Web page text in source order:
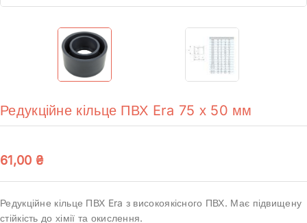
Редукційне кільце ПВХ Era 75 х 50 мм
61,00 ₴
Редукційне кільце ПВХ Era з високоякісного ПВХ. Має підвищену
стійкість до хімії та окислення.